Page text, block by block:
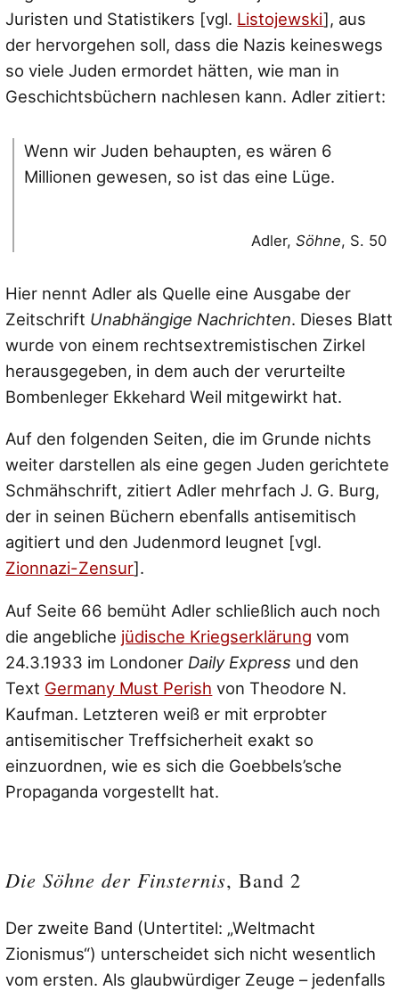
Juristen und Statistikers [vgl. Listojewski], aus
der hervorgehen soll, dass die Nazis keineswegs
so viele Juden ermordet hätten, wie man in
Geschichtsbüchern nachlesen kann. Adler zitiert:
Wenn wir Juden behaupten, es wären 6
Millionen gewesen, so ist das eine Lüge.
Adler, Söhne, S. 50
Hier nennt Adler als Quelle eine Ausgabe der
Zeitschrift Unabhängige Nachrichten. Dieses Blatt
wurde von einem rechtsextremistischen Zirkel
herausgegeben, in dem auch der verurteilte
Bombenleger Ekkehard Weil mitgewirkt hat.
Auf den folgenden Seiten, die im Grunde nichts
weiter darstellen als eine gegen Juden gerichtete
Schmähschrift, zitiert Adler mehrfach J. G. Burg,
der in seinen Büchern ebenfalls antisemitisch
agitiert und den Judenmord leugnet [vgl.
Zionnazi-Zensur].
Auf Seite 66 bemüht Adler schließlich auch noch
die angebliche jüdische Kriegserklärung vom
24.3.1933 im Londoner Daily Express und den
Text Germany Must Perish von Theodore N.
Kaufman. Letzteren weiß er mit erprobter
antisemitischer Treffsicherheit exakt so
einzuordnen, wie es sich die Goebbels’sche
Propaganda vorgestellt hat.
Die Söhne der Finsternis, Band 2
Der zweite Band (Untertitel: „Weltmacht
Zionismus“) unterscheidet sich nicht wesentlich
vom ersten. Als glaubwürdiger Zeuge – jedenfalls